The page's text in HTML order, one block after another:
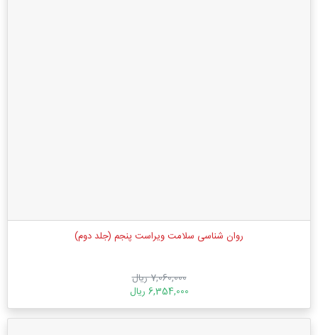
روان شناسی سلامت ویراست پنجم (جلد دوم)
7,060,000 ریال
6,354,000 ریال